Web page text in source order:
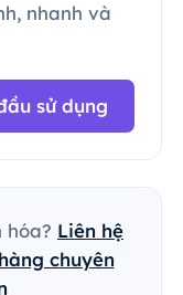
nhanh và
sử dụng
hóa? Liên hệ
chuyên